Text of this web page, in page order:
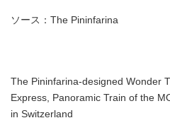
ソース：The Pininfarina
The Pininfarina-designed Wonder
Express, Panoramic Train of the
in Switzerland